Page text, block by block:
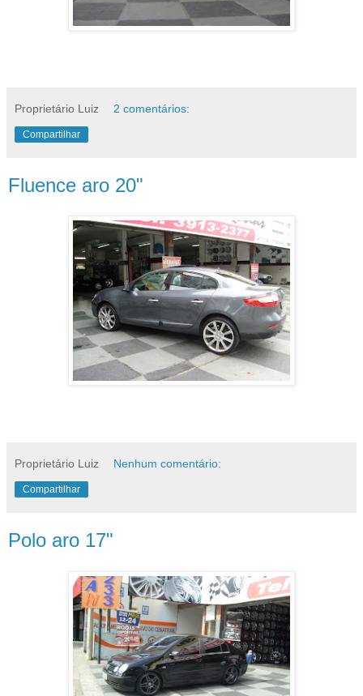
Proprietário Luiz 2 comentários:
Compartilhar
Fluence aro 20"
Proprietário Luiz Nenhum comentário:
Compartilhar
Polo aro 17"